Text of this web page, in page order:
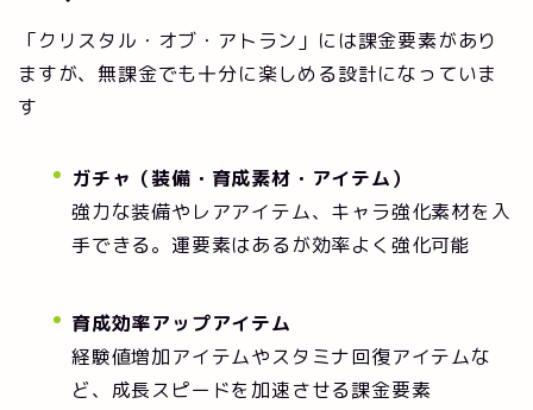
「クリスタル・オブ・アトラン」には課金要素があり
ますが、無課金でも十分に楽しめる設計になっていま
す
ガチャ（装備・育成素材・アイテム）
強力な装備やレアアイテム、キャラ強化素材を入
手できる。運要素はあるが効率よく強化可能
育成効率アップアイテム
経験値増加アイテムやスタミナ回復アイテムな
ど、成長スピードを加速させる課金要素